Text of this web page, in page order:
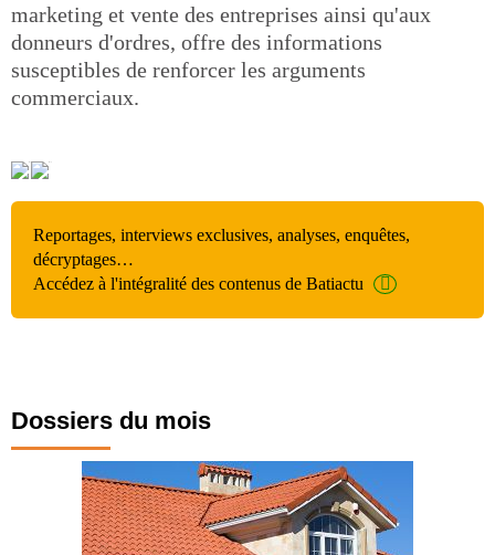
marketing et vente des entreprises ainsi qu'aux
donneurs d'ordres, offre des informations
susceptibles de renforcer les arguments
commerciaux.
Reportages, interviews exclusives, analyses, enquêtes,
décryptages…
Accédez à l'intégralité des contenus de Batiactu
Dossiers du mois